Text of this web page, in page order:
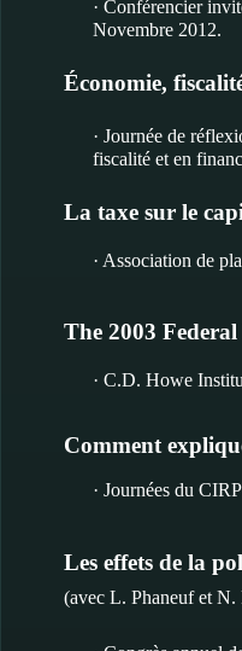
· Conférencier
Novembre 2012.
Économie,
· Journée de
fiscalité et en
La taxe sur le
· Association de
The 2003
· C.D. Howe
Comment
· Journées du
Les effets de la
(avec L. Phaneuf et N.